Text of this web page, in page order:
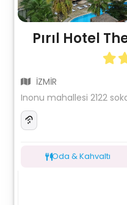
Pırıl Hotel
İZMİR
Inonu mahallesi 2122
Oda & Kahvaltı